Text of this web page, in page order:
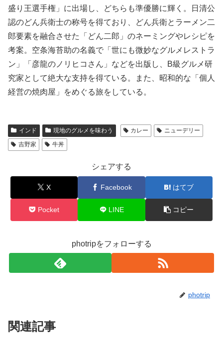
盛り王選手権」に出場し、どちらも準優勝に輝く。日清公
認のどん兵衛士の称号を得ており、どん兵衛とラーメン二
郎要素を融合させた「どん二郎」のネーミングやレシピを
考案。空条海苔助の名義で「世にも微妙なグルメレストラ
ン」「彦龍のノリヒコさん」などを出版し、B級グルメ研
究家として絶大な支持を得ている。また、昭和的な「個人
経営の焼肉屋」をめぐる旅をしている。
インド 現地のグルメを味わう カレー
ニューデリー
吉野家
牛丼
シェアする
X Facebook はてブ
Pocket LINE コピー
photripをフォローする
photrip
関連記事